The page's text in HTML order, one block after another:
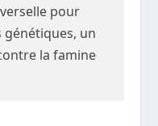
pour
génétiques, un
la famine